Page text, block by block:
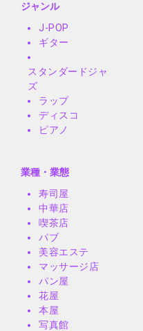
ジャンル
J-POP
ギター
スタンダードジャ
ズ
ラップ
ディスコ
ピアノ
業種・業態
寿司屋
中華店
喫茶店
パブ
美容エステ
マッサージ店
パン屋
花屋
本屋
写真館